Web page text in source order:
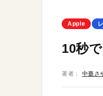
Apple
10秒
著者： 中臺さ